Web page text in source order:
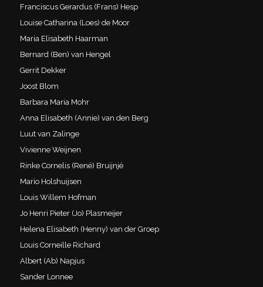
Franciscus Gerardus (Frans) Hesp
Louise Catharina (Loes) de Moor
Maria Elisabeth Haarman
Bernard (Ben) van Hengel
Gerrit Dekker
Joost Blom
Barbara Maria Mohr
Anna Elisabeth (Annie) van den Berg
Luut van Zalinge
Vivienne Weijnen
Rinke Cornelis (René) Bruijnjé
Mario Holshuijsen
Louis Willem Hofman
Jo Henri Pieter (Jo) Plasmeijer
Helena Elisabeth (Henny) van der Groep
Louis Corneille Richard
Albert (Ab) Napjus
Sander Lonnee